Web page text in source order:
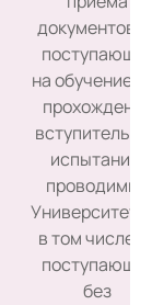
документов
на обучение
прохождения
испытаний,
проводимых
в том числе
без